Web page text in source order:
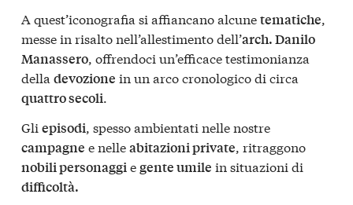
A quest’iconografia si affiancano alcunetematiche,
messe in risalto nell’allestimento dell’arch. Danilo
Manassero, offrendoci un’efficace testimonianza
della devozione in un arco cronologico di circa
quattro secoli.
Gli episodi , spesso ambientati nelle nostre
campagne e nelleabitazioni private , ritraggono
nobili personaggi egente umile in situazioni di
difficoltà.